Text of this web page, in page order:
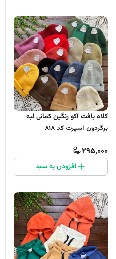
کلاه بافت آکو رنگین کمانی لبه
برگردون اسپرت کد ۸۱۸
295,000
افزودن به سبد